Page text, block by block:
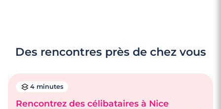
Des rencontres près de chez vous
4 minutes
Rencontrez des célibataires à Nice